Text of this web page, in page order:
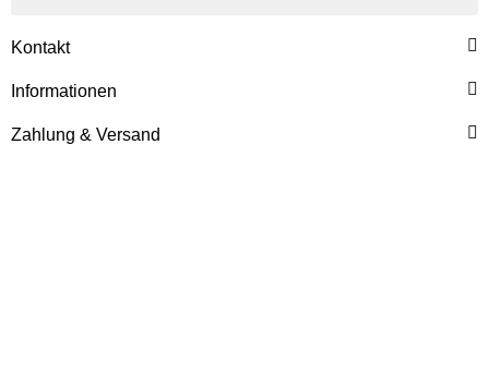
Kontakt
Informationen
Zahlung & Versand